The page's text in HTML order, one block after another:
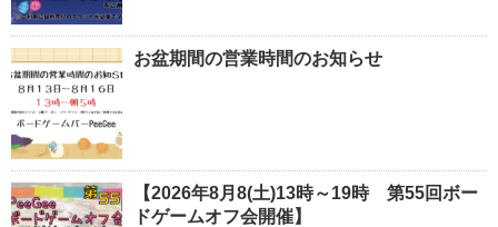
お盆期間の営業時間のお知らせ
【2026年8月8(土)13時～19時 第55回ボー
ドゲームオフ会開催】